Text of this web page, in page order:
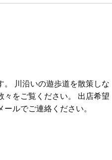
。 川沿いの遊歩道を散策しな
々をご覧ください。 出店希望
ルでご連絡ください。
など、魅力的な屋台の数々を